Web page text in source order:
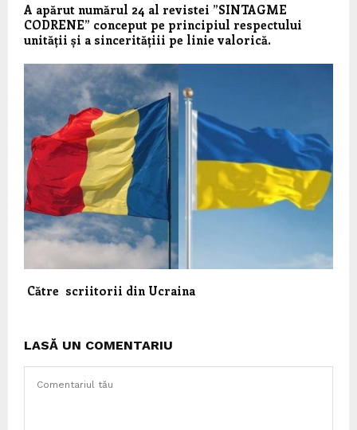
A apărut numărul 24 al revistei ”SINTAGME
CODRENE” conceput pe principiul respectului
unității și a sinceritățiii pe linie valorică.
Către scriitorii din Ucraina
LASĂ UN COMENTARIU